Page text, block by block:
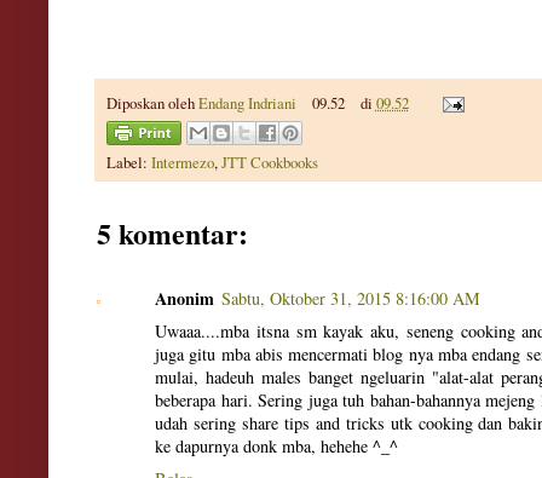
Diposkan olehEndang Indriani 09.52 di 09.52
Label: Intermezo,JTT Cookbooks
5 komentar:
Anonim Sabtu, Oktober 31, 2015 8:16:00 AM
Uwaaa....mba itsna sm kayak aku, seneng cooking
juga gitu mba abis mencermati blog nya mba endang
mulai, hadeuh males banget ngeluarin "alat-alat
beberapa hari. Sering juga tuh bahan-bahannya
udah sering share tips and tricks utk cooking dan
ke dapurnya donk mba, hehehe ^_^